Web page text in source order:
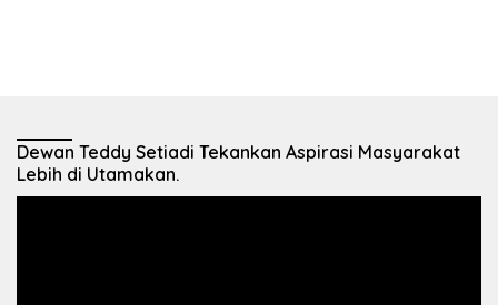
Dewan Teddy Setiadi Tekankan Aspirasi Masyarakat
Lebih di Utamakan.